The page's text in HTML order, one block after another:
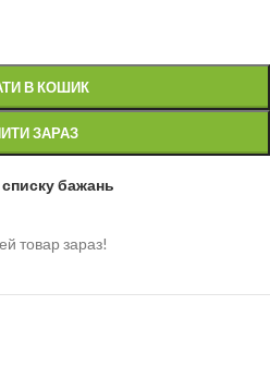
В КОШИК
ЗАРАЗ
бажань
товар зараз!